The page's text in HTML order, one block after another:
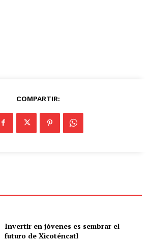
COMPARTIR:
Invertir en jóvenes es sembrar el
futuro de Xicoténcatl